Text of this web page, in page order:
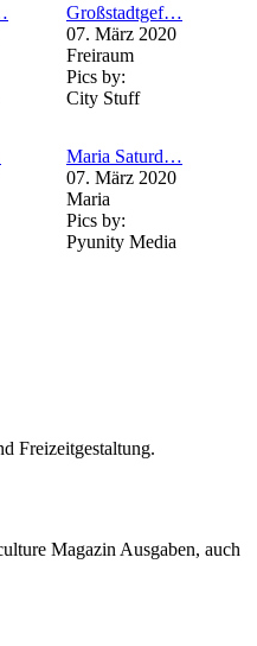
Großstadtgef…
07. März 2020
Freiraum
Pics by:
City Stuff
Maria Saturd…
07. März 2020
Maria
Pics by:
Pyunity Media
Freizeitgestaltung.
Magazin Ausgaben, auch